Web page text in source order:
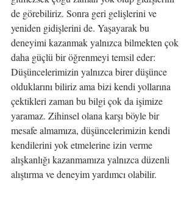
de görebiliriz. Sonra geri gelişlerini ve
yeniden gidişlerini de. Yaşayarak bu
deneyimi kazanmak yalnızca bilmekten çok
daha güçlü bir öğrenmeyi temsil eder:
Düşüncelerimizin yalnızca birer düşünce
olduklarını biliriz ama bizi kendi yollarına
çektikleri zaman bu bilgi çok da işimize
yaramaz. Zihinsel olana karşı böyle bir
mesafe almamıza, düşüncelerimizin kendi
kendilerini yok etmelerine izin verme
alışkanlığı kazanmamıza yalnızca düzenli
alıştırma ve deneyim yardımcı olabilir.